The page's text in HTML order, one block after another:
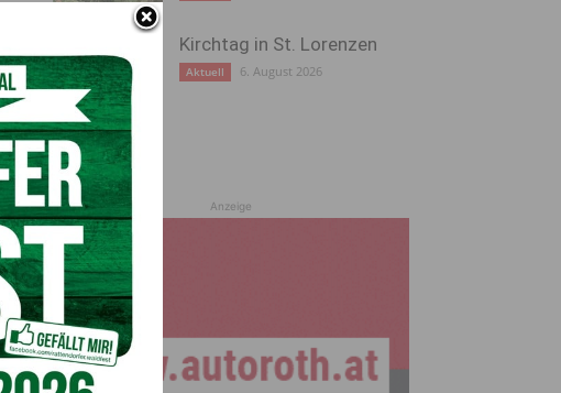
Kirchtag in St. Lorenzen
Aktuell 6. August 2026
Anzeige